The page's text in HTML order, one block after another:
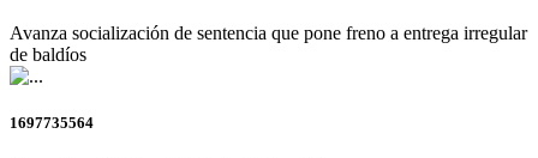
Avanza socialización de sentencia que pone freno a entrega irregular
de baldíos
1697735564